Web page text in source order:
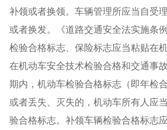
补领或者换领。车辆管理所应当自受
或者换发。《道路交通安全法实施条
检验合格标志、保险标志应当粘贴在
在机动车安全技术检验合格和交通事
期内，机动车检验合格标志（即年检
或者丢失、灭失的，机动车所有人应
验合格标志。补领车辆检验合格标志